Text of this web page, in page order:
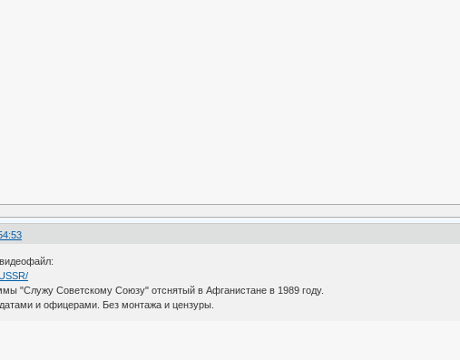
"Служу Советскому Союзу" отснятый в Афганистане в 1989 году.
и офицерами. Без монтажа и цензуры.